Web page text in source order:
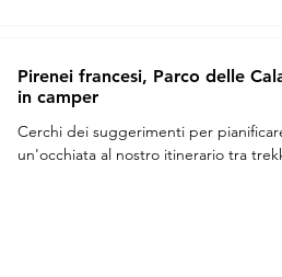
Pirenei francesi, Parco delle
in camper
Cerchi dei suggerimenti per
un'occhiata al